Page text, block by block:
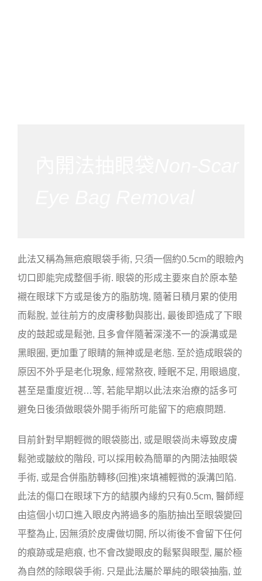
此法又稱為無疤痕眼袋手術, 只須一個約0.5cm的眼瞼內
切口即能完成整個手術. 眼袋的形成主要來自於原本墊
襯在眼球下方或是後方的脂肪塊, 隨著日積月累的使用
而鬆脫, 並往前方的皮膚移動與膨出, 最後即造成了下眼
皮的鼓起或是鬆弛, 且多會伴隨著深淺不一的淚溝或是
黑眼圈, 更加重了眼睛的無神或是老態. 至於造成眼袋的
原因不外乎是老化現象, 經常熬夜, 睡眠不足, 用眼過度,
甚至是重度近視…等, 若能早期以此法來治療的話多可
避免日後須做眼袋外開手術所可能留下的疤痕問題.
目前針對早期輕微的眼袋膨出, 或是眼袋尚未導致皮膚
鬆弛或皺紋的階段, 可以採用較為簡單的內開法抽眼袋
手術, 或是合併脂肪轉移(回推)來填補輕微的淚溝凹陷.
此法的傷口在眼球下方的結膜內緣約只有0.5cm, 醫師經
由這個小切口進入眼皮內將過多的脂肪抽出至眼袋變回
平整為止, 因無須於皮膚做切開, 所以術後不會留下任何
的痕跡或是疤痕, 也不會改變眼皮的鬆緊與眼型, 屬於極
為自然的除眼袋手術. 只是此法屬於單純的眼袋抽脂, 並